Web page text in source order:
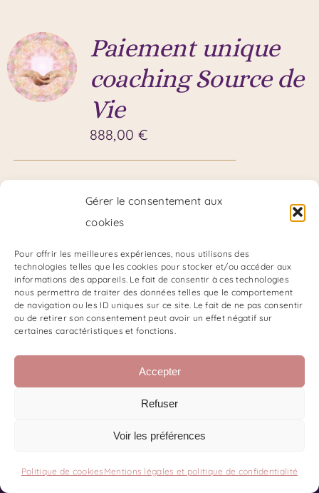
Gérer le consentement aux
cookies
Pour offrir les meilleures expériences, nous utilisons des
technologies telles que les cookies pour stocker et/ou accéder aux
informations des appareils. Le fait de consentir à ces technologies
nous permettra de traiter des données telles que le comportement
de navigation ou les ID uniques sur ce site. Le fait de ne pas consentir
ou de retirer son consentement peut avoir un effet négatif sur
certaines caractéristiques et fonctions.
Accepter
Refuser
Voir les préférences
Politique de cookies Mentions légales et politique de confidentialité
Paiement unique
coaching Source de
Vie
888,00 €
Guidance
Personnalisée
55,00€